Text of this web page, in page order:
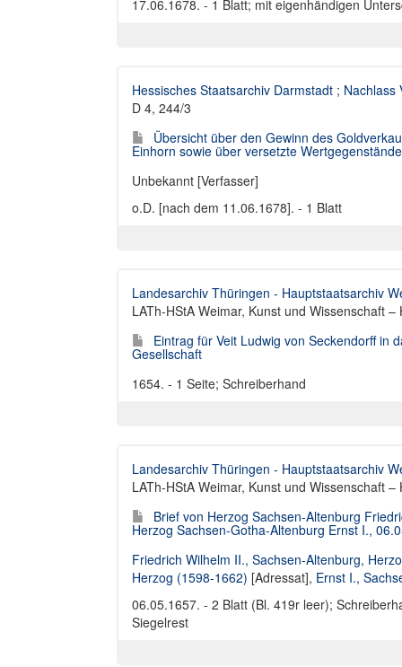
17.06.1678. - 1 Blatt; mit eigenhändigen
Hessisches Staatsarchiv Darmstadt ; Nachlass
D 4, 244/3
Übersicht über den Gewinn des
Einhorn sowie über versetzte Wertgegenstände
Unbekannt [Verfasser]
o.D. [nach dem 11.06.1678]. - 1 Blatt
Landesarchiv Thüringen - Hauptstaatsarchiv
LATh-HStA Weimar, Kunst und Wissenschaft
Eintrag für Veit Ludwig von Seckendorff in
Gesellschaft
1654. - 1 Seite; Schreiberhand
Landesarchiv Thüringen - Hauptstaatsarchiv
LATh-HStA Weimar, Kunst und Wissenschaft
Brief von Herzog Sachsen-Altenburg
Herzog Sachsen-Gotha-Altenburg Ernst I.,
Friedrich Wilhelm II., Sachsen-Altenburg,
Herzog (1598-1662) [Adressat], Ernst I.,
06.05.1657. - 2 Blatt (Bl. 419r leer);
Siegelrest